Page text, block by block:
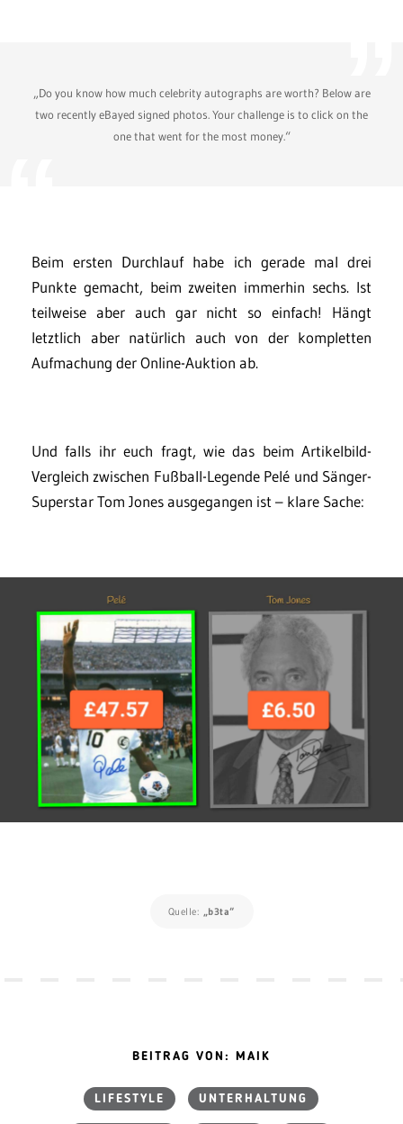
„Do you know how much celebrity autographs are worth? Below are
two recently eBayed signed photos. Your challenge is to click on the
one that went for the most money.“
Beim ersten Durchlauf habe ich gerade mal drei
Punkte gemacht, beim zweiten immerhin sechs. Ist
teilweise aber auch gar nicht so einfach! Hängt
letztlich aber natürlich auch von der kompletten
Aufmachung der Online-Auktion ab.
Und falls ihr euch fragt, wie das beim Artikelbild-
Vergleich zwischen Fußball-Legende Pelé und Sänger-
Superstar Tom Jones ausgegangen ist – klare Sache:
Quelle: „b3ta“
BEITRAG VON: MAIK
LIFESTYLE UNTERHALTUNG